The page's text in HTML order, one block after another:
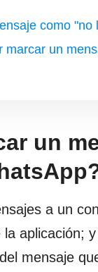
como
marcar un
un
a un
aplicación;
mensaje